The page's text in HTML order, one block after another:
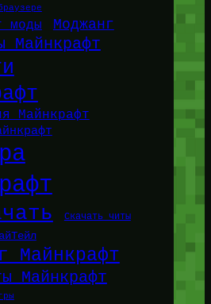
моды Моджанг
Майнкрафт
Майнкрафт
Скачать читы
Майнкрафт
Майнкрафт